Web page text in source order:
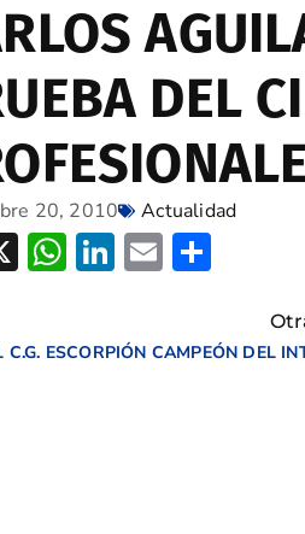
DEL
20, 2010 Actualidad
X WhatsApp
LinkedIn
Email